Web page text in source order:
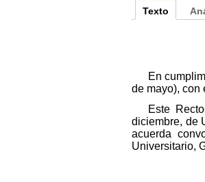
Texto
En
de mayo), con
Este
diciembre, de
acuerda
Universitario,